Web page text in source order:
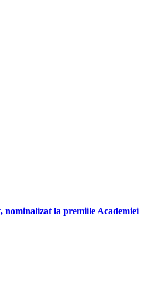
nominalizat la premiile Academiei